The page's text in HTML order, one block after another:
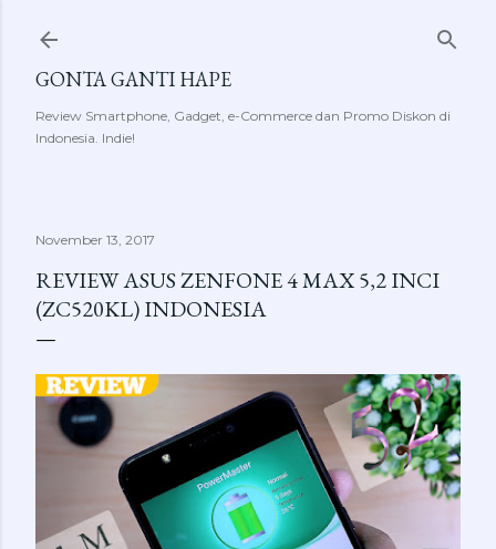
GONTA GANTI HAPE
Review Smartphone, Gadget, e-Commerce dan Promo Diskon di
Indonesia. Indie!
November 13, 2017
REVIEW ASUS ZENFONE 4 MAX 5,2 INCI
(ZC520KL) INDONESIA